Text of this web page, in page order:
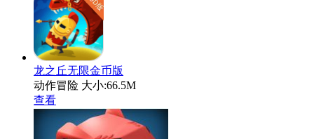
龙之丘无限金币版
动作冒险 大小:66.5M
查看